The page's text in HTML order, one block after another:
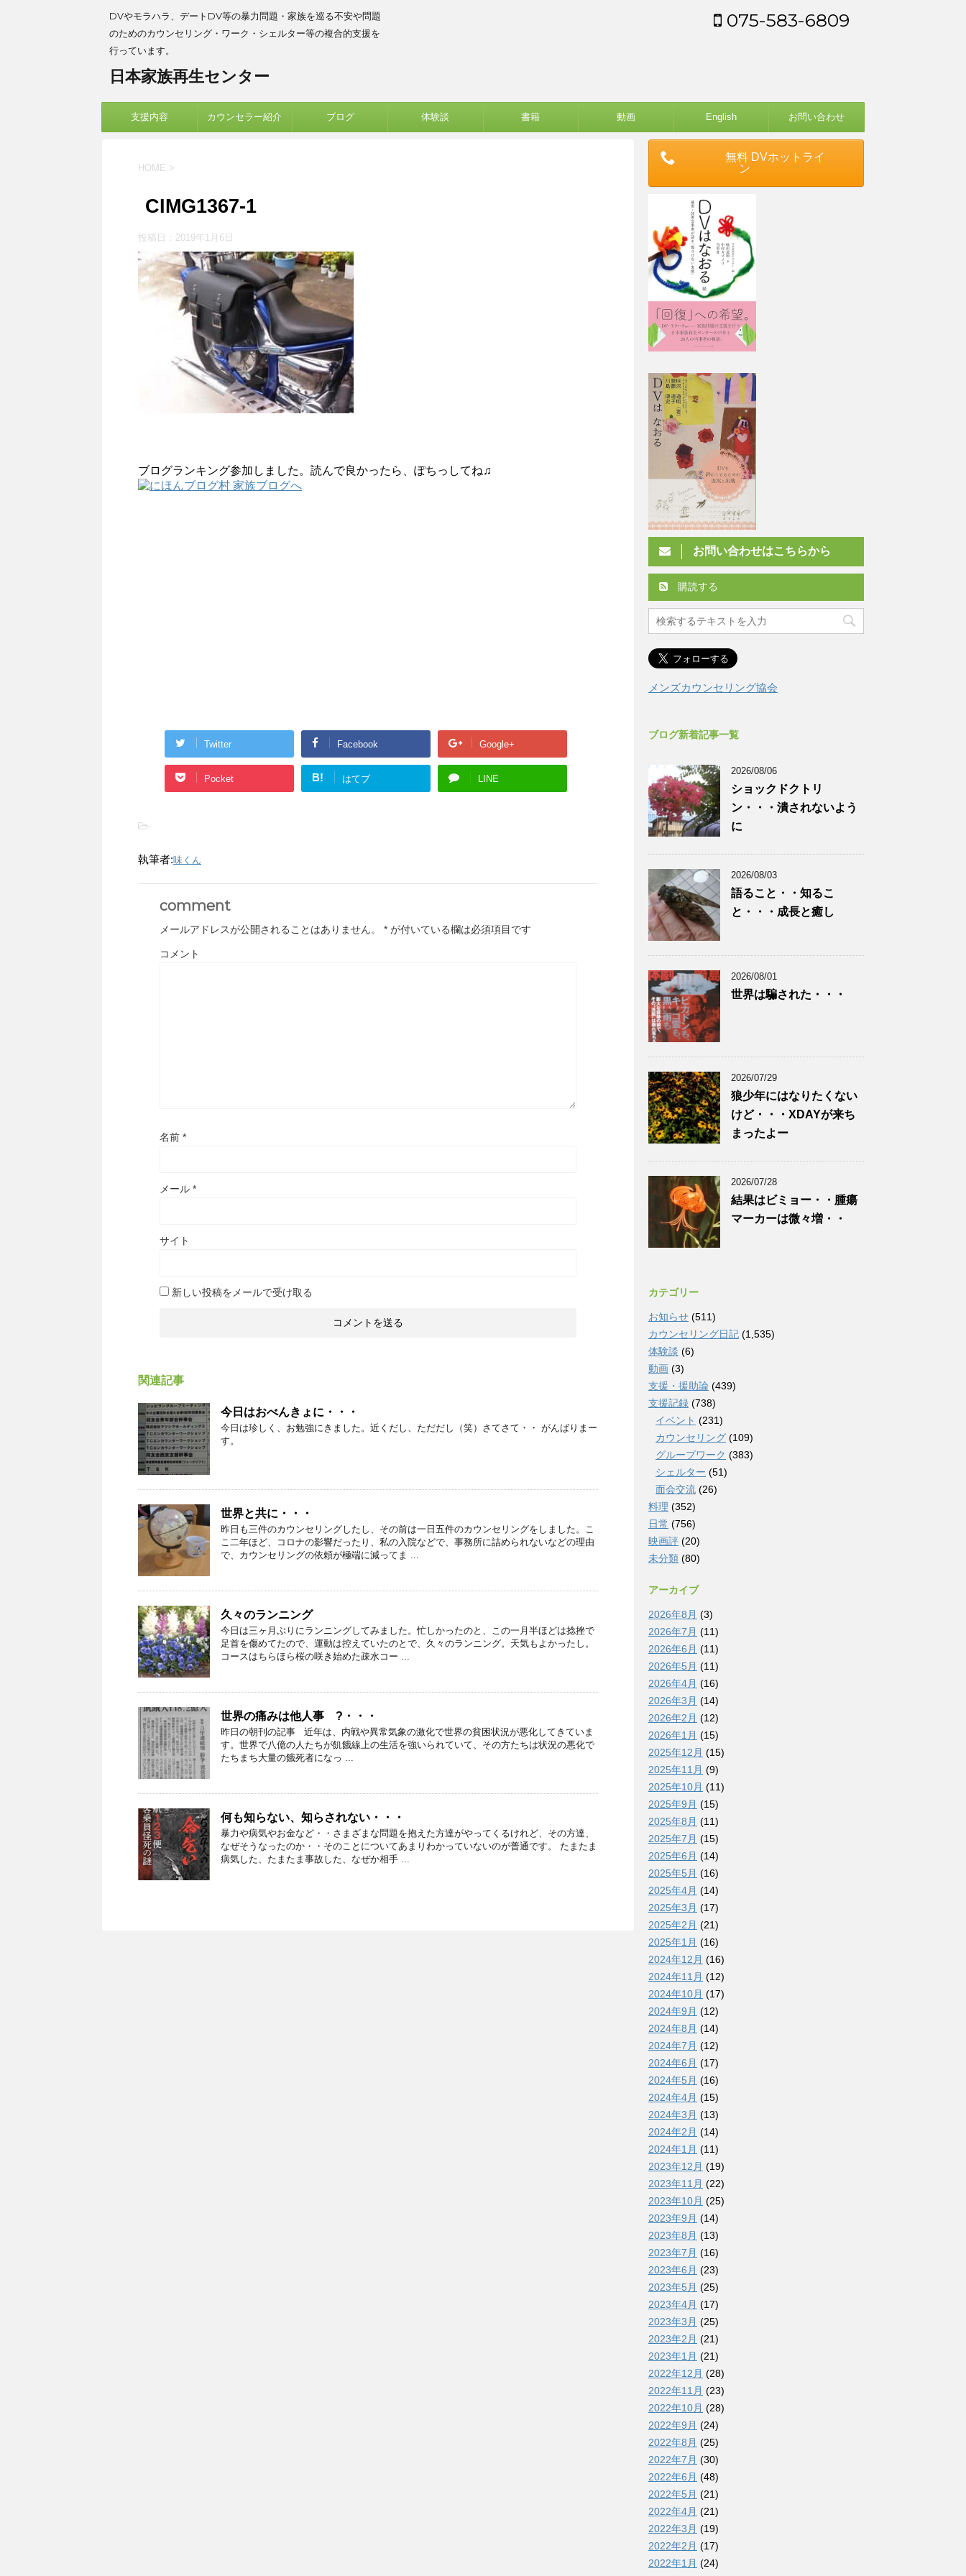
DVやモラハラ、デートDV等の暴力問題・家族を巡る不安や問題
のためのカウンセリング・ワーク・シェルター等の複合的支援を
行っています。
日本家族再生センター
075-583-6809
支援内容 カウンセラー紹介 ブログ 体験談 書籍 動画 English お問い合わせ
HOME >
CIMG1367-1
投稿日： 2019年1月6日
ブログランキング参加しました。読んで良かったら、ぽちっしてね♫
Twitter Facebook Google+
Pocket B! はてブ LINE
-
執筆者:味くん
comment
メールアドレスが公開されることはありません。 * が付いている欄は必須項目です
コメント
名前 *
メール *
サイト
新しい投稿をメールで受け取る
関連記事
今日はおべんきょに・・・
今日は珍しく、お勉強にきました。近くだし、ただだし（笑）さてさて・・ がんばりまー
す。
世界と共に・・・
昨日も三件のカウンセリングしたし、その前は一日五件のカウンセリングをしました。こ
こ二年ほど、コロナの影響だったり、私の入院などで、事務所に詰められないなどの理由
で、カウンセリングの依頼が極端に減ってま ...
久々のランニング
今日は三ヶ月ぶりにランニングしてみました。忙しかったのと、この一月半ほどは捻挫で
足首を傷めてたので、運動は控えていたのとで、久々のランニング。天気もよかったし。
コースはちらほら桜の咲き始めた疎水コー ...
世界の痛みは他人事 ?・・・
昨日の朝刊の記事 近年は、内戦や異常気象の激化で世界の貧困状況が悪化してきていま
す。世界で八億の人たちが飢餓線上の生活を強いられていて、その方たちは状況の悪化で
たちまち大量の餓死者になっ ...
何も知らない、知らされない・・・
暴力や病気やお金など・・さまざまな問題を抱えた方達がやってくるけれど、その方達、
なぜそうなったのか・・そのことについてあまりわかっていないのが普通です。 たまたま
病気した、たまたま事故した、なぜか相手 ...
無料 DVホットライ
ン
お問い合わせはこちらから
購読する
メンズカウンセリング協会
ブログ新着記事一覧
2026/08/06
ショックドクトリ
ン・・・潰されないよう
に
2026/08/03
語ること・・知るこ
と・・・成長と癒し
2026/08/01
世界は騙された・・・
2026/07/29
狼少年にはなりたくない
けど・・・XDAYが来ち
まったよー
2026/07/28
結果はビミョー・・腫瘍
マーカーは微々増・・
カテゴリー
お知らせ (511)
カウンセリング日記 (1,535)
体験談 (6)
動画 (3)
支援・援助論 (439)
支援記録 (738)
イベント (231)
カウンセリング (109)
グループワーク (383)
シェルター (51)
面会交流 (26)
料理 (352)
日常 (756)
映画評 (20)
未分類 (80)
アーカイブ
2026年8月 (3)
2026年7月 (11)
2026年6月 (11)
2026年5月 (11)
2026年4月 (16)
2026年3月 (14)
2026年2月 (12)
2026年1月 (15)
2025年12月 (15)
2025年11月 (9)
2025年10月 (11)
2025年9月 (15)
2025年8月 (11)
2025年7月 (15)
2025年6月 (14)
2025年5月 (16)
2025年4月 (14)
2025年3月 (17)
2025年2月 (21)
2025年1月 (16)
2024年12月 (16)
2024年11月 (12)
2024年10月 (17)
2024年9月 (12)
2024年8月 (14)
2024年7月 (12)
2024年6月 (17)
2024年5月 (16)
2024年4月 (15)
2024年3月 (13)
2024年2月 (14)
2024年1月 (11)
2023年12月 (19)
2023年11月 (22)
2023年10月 (25)
2023年9月 (14)
2023年8月 (13)
2023年7月 (16)
2023年6月 (23)
2023年5月 (25)
2023年4月 (17)
2023年3月 (25)
2023年2月 (21)
2023年1月 (21)
2022年12月 (28)
2022年11月 (23)
2022年10月 (28)
2022年9月 (24)
2022年8月 (25)
2022年7月 (30)
2022年6月 (48)
2022年5月 (21)
2022年4月 (21)
2022年3月 (19)
2022年2月 (17)
2022年1月 (24)